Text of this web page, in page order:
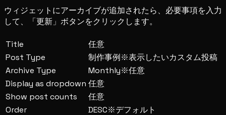
ウィジェットにアーカイブが追加されたら、必要事項を入力
して、「更新」ボタンをクリックします。
Title
任意
Post Type
制作事例※表示したいカスタム投稿
Archive Type
Monthly※任意
Display as dropdown 任意
Show post counts
任意
Order
DESC※デフォルト